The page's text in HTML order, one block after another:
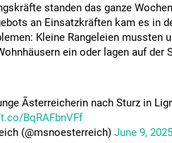
standen das ganze
an Einsatzkräften kam es in
Kleine Rangeleien mussten
ein oder lagen auf der
Ãsterreicherin nach Sturz in
BqRAFbnVFf
(@msnoesterreich) June 9, 2025